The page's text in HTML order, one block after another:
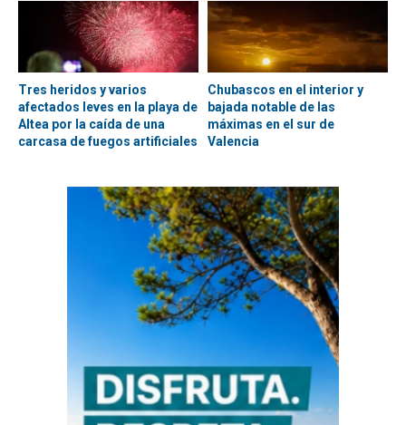
Tres heridos y varios
afectados leves en la playa de
Altea por la caída de una
carcasa de fuegos artificiales
Chubascos en el interior y
bajada notable de las
máximas en el sur de
Valencia